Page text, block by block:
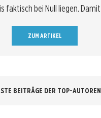
faktisch bei Null liegen. Damit
ZUM ARTIKEL
BEITRÄGE DER TOP-AUTOREN